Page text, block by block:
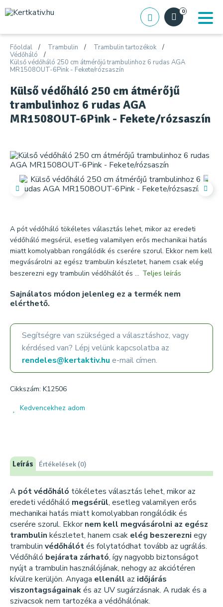
0
Főoldal Trambulin
Trambulin tartozékok
Védőháló
Külső védőháló 250 cm átmérőjű trambulinhoz 6 rudas AGA
MR1508OUT-6Pink - Fekete/rózsaszín
Külső védőháló 250 cm átmérőjű
trambulinhoz 6 rudas AGA
MR1508OUT-6Pink - Fekete/rózsaszín
A pót védőháló tökéletes választás lehet, mikor az eredeti
védőháló megsérül, esetleg valamilyen erős mechanikai hatás
miatt komolyabban rongálódik és cserére szorul. Ekkor nem kell
megvásárolni az egész trambulin készletet, hanem csak elég
beszerezni egy trambulin védőhálót és ... Teljes leírás
Sajnálatos módon jelenleg ez a termék nem
elérthető.
Segítségre van szükséged a választáshoz, vagy
kérdésed van? Lépj velünk kapcsolatba az
rendeles@kertaktiv.hu e-mail címen.
Cikkszám: K12506
Kedvencekhez adom
Leírás Értékelések (0)
A pót védőháló tökéletes választás lehet, mikor az
eredeti védőháló megsérül, esetleg valamilyen erős
mechanikai hatás miatt komolyabban rongálódik és
cserére szorul. Ekkornem kell megvásárolni az egész
trambulin készletet, hanem csak elég beszerezni egy
trambulin védőhálótés folytatódhat tovább az ugrálás.
Védőháló bejárata zárható, így nagyobb biztonságot
nyújt a trambulin használójának, nehogy az akciótéren
kívülre kerüljön. Anyaga ellenáll az időjárás
viszontagságainakés az UV sugárzásnak. A rudak és a
szivacsok nem tartozéka a védőhálónak.